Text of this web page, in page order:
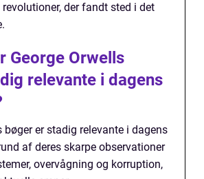
der fandt sted i det
George Orwells
relevante i dagens
bøger er stadig relevante i dagens
af deres skarpe observationer
overvågning og korruption,